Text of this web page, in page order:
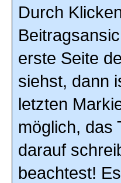
Durch
erste Seite
siehst, dann
letzten
möglich, das
darauf
beachtest!